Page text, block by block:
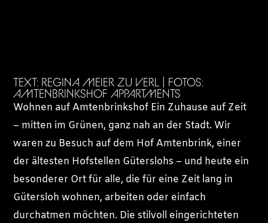
TEXT: REGINA MEIER ZU VERL | FOTOS:
AMTENBRINKSHOF APPARTMENTS
Wohnen auf Amtenbrinkshof Ein Zuhause auf Zeit
– mitten im Grünen, ganz nah an der Stadt. Wir
waren zu Besuch auf dem Hof Amtenbrink, einer
der ältesten Hofstellen Güterslohs – und heute ein
besonderer Ort für alle, die für eine Zeit lang in
Gütersloh wohnen, arbeiten oder einfach
durchatmen möchten. Die stilvoll eingerichteten